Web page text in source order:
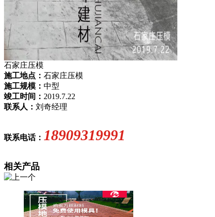
石家庄压模
施工地点： 石家庄压模
施工规模： 中型
竣工时间： 2019.7.22
联系人： 刘奇经理
联系电话： 18909319991
相关产品